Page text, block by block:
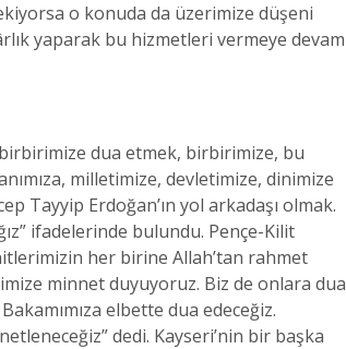
o konuda da üzerimize düşeni
yaparak bu hizmetleri vermeye devam
birbirimize dua etmek, birbirimize, bu
milletimize, devletimize, dinimize
Tayyip Erdoğan’ın yol arkadaşı olmak.
ifadelerinde bulundu. Pençe-Kilit
her birine Allah’tan rahmet
minnet duyuyoruz. Biz de onlara dua
elbette dua edeceğiz.
dedi. Kayseri’nin bir başka